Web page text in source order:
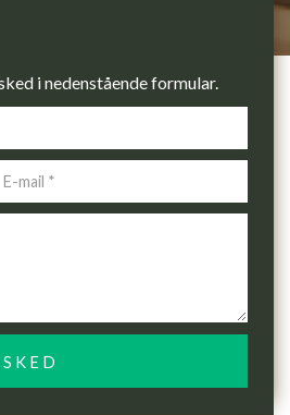
i nedenstående formular.